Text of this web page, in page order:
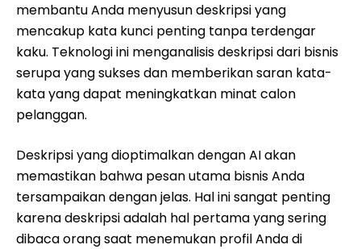
membantu Anda menyusun deskripsi yang
mencakup kata kunci penting tanpa terdengar
kaku. Teknologi ini menganalisis deskripsi dari bisnis
serupa yang sukses dan memberikan saran kata-
kata yang dapat meningkatkan minat calon
pelanggan.
Deskripsi yang dioptimalkan dengan AI akan
memastikan bahwa pesan utama bisnis Anda
tersampaikan dengan jelas. Hal ini sangat penting
karena deskripsi adalah hal pertama yang sering
dibaca orang saat menemukan profil Anda di